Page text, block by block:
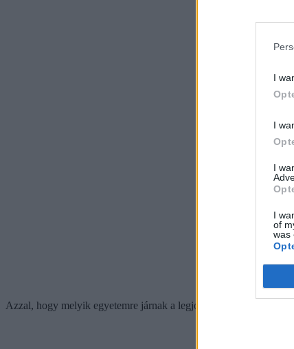
I
I
I
I
of
was
Azzal, hogy melyik egyetemre járnak a legjobb hallgatók,